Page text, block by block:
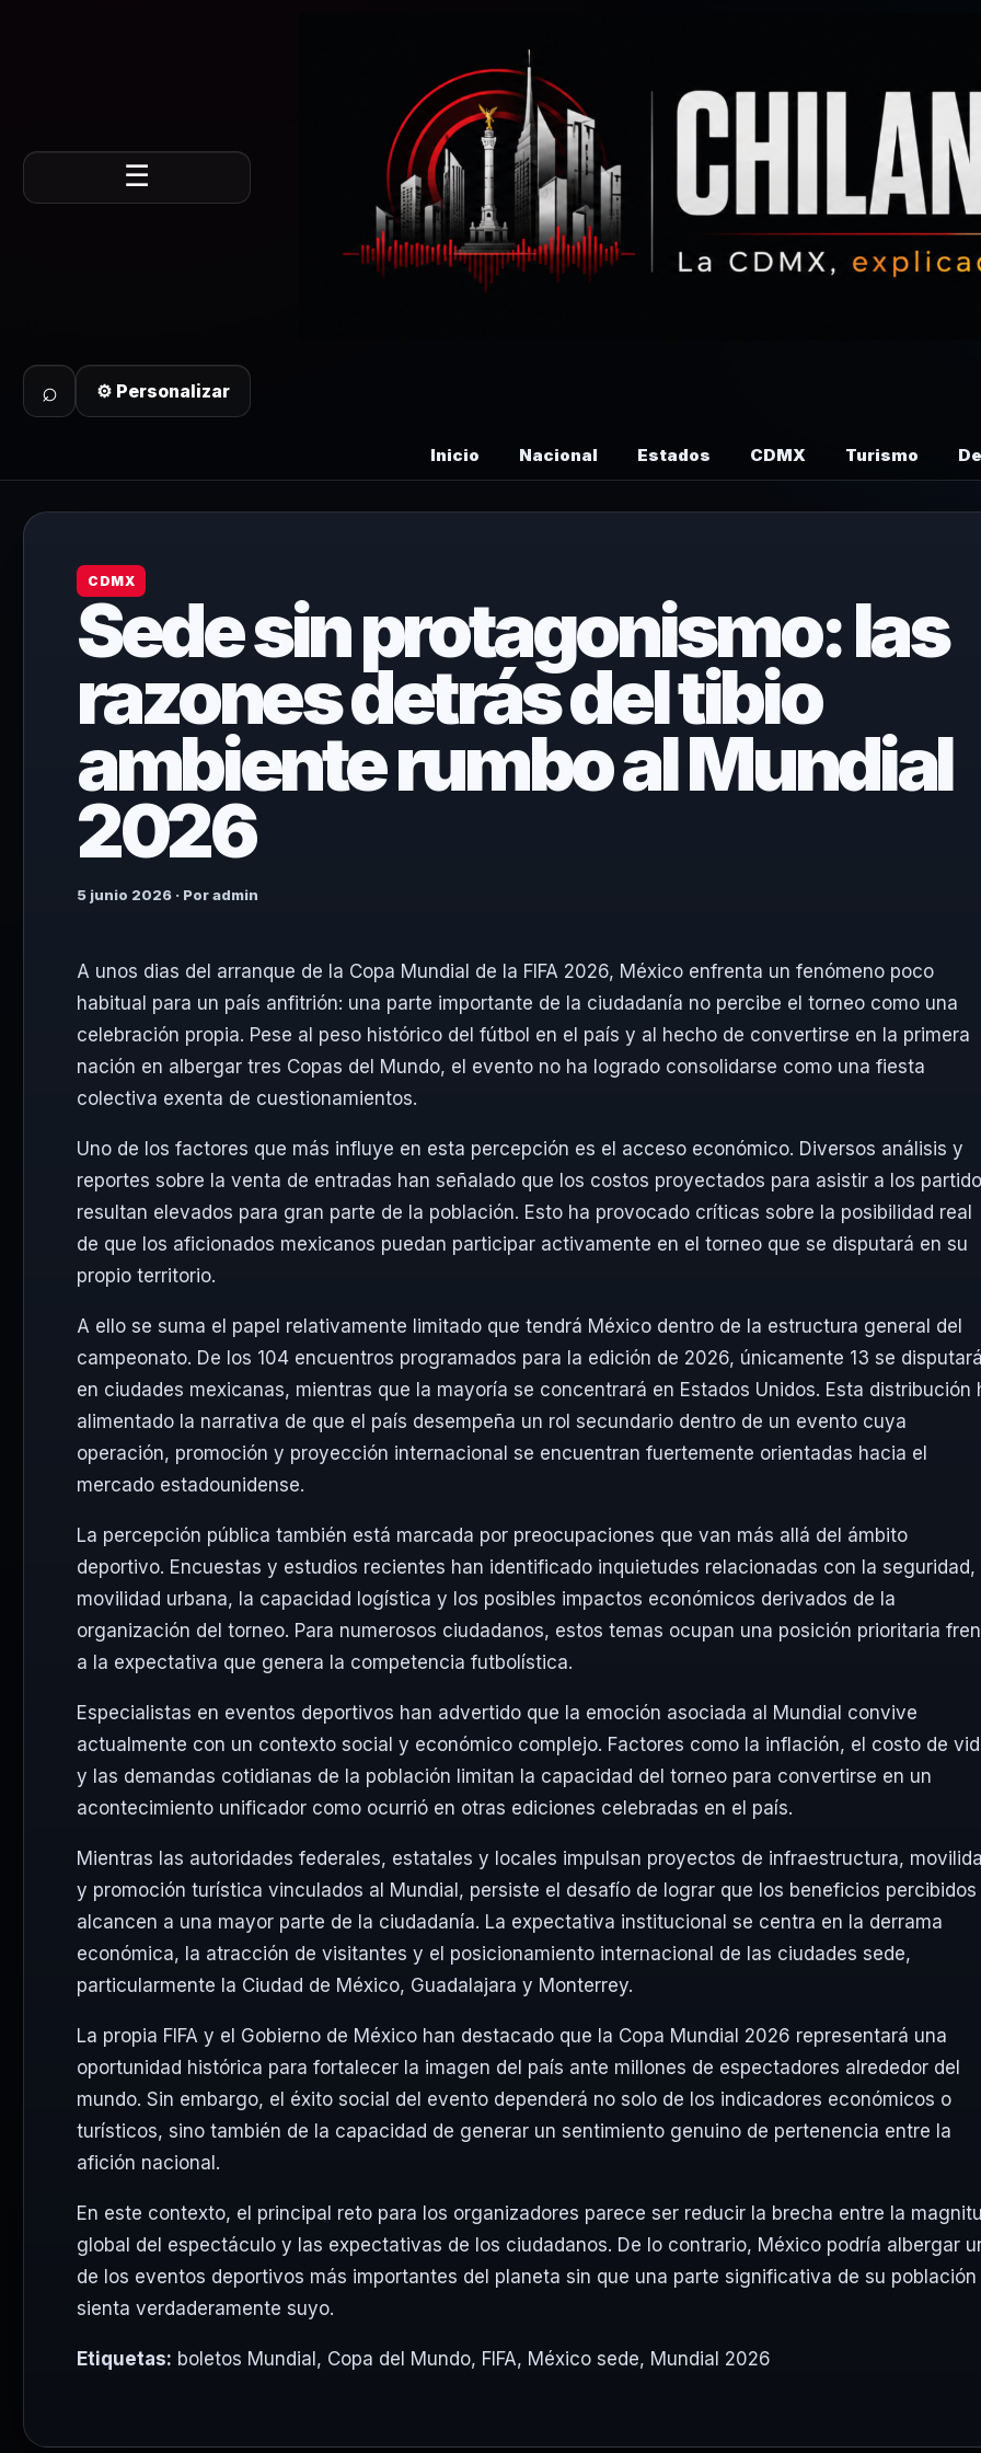
☰
⌕ ⚙ Personalizar
Inicio Nacional Estados CDMX Turismo
CDMX
Sede sin protagonismo: las
razones detrás del tibio
ambiente rumbo al Mundial
2026
5 junio 2026 · Por admin
A unos dias del arranque de la Copa Mundial de la FIFA 2026, México enfrenta un fenómeno poco
habitual para un país anfitrión: una parte importante de la ciudadanía no percibe el torneo como una
celebración propia. Pese al peso histórico del fútbol en el país y al hecho de convertirse en la primera
nación en albergar tres Copas del Mundo, el evento no ha logrado consolidarse como una fiesta
colectiva exenta de cuestionamientos.
Uno de los factores que más influye en esta percepción es el acceso económico. Diversos análisis y
reportes sobre la venta de entradas han señalado que los costos proyectados para asistir a los
resultan elevados para gran parte de la población. Esto ha provocado críticas sobre la posibilidad real
de que los aficionados mexicanos puedan participar activamente en el torneo que se disputará en su
propio territorio.
A ello se suma el papel relativamente limitado que tendrá México dentro de la estructura general del
campeonato. De los 104 encuentros programados para la edición de 2026, únicamente 13 se
en ciudades mexicanas, mientras que la mayoría se concentrará en Estados Unidos. Esta distribución
alimentado la narrativa de que el país desempeña un rol secundario dentro de un evento cuya
operación, promoción y proyección internacional se encuentran fuertemente orientadas hacia el
mercado estadounidense.
La percepción pública también está marcada por preocupaciones que van más allá del ámbito
deportivo. Encuestas y estudios recientes han identificado inquietudes relacionadas con la seguridad,
movilidad urbana, la capacidad logística y los posibles impactos económicos derivados de la
organización del torneo. Para numerosos ciudadanos, estos temas ocupan una posición prioritaria
a la expectativa que genera la competencia futbolística.
Especialistas en eventos deportivos han advertido que la emoción asociada al Mundial convive
actualmente con un contexto social y económico complejo. Factores como la inflación, el costo de
y las demandas cotidianas de la población limitan la capacidad del torneo para convertirse en un
acontecimiento unificador como ocurrió en otras ediciones celebradas en el país.
Mientras las autoridades federales, estatales y locales impulsan proyectos de infraestructura,
y promoción turística vinculados al Mundial, persiste el desafío de lograr que los beneficios percibidos
alcancen a una mayor parte de la ciudadanía. La expectativa institucional se centra en la derrama
económica, la atracción de visitantes y el posicionamiento internacional de las ciudades sede,
particularmente la Ciudad de México, Guadalajara y Monterrey.
La propia FIFA y el Gobierno de México han destacado que la Copa Mundial 2026 representará una
oportunidad histórica para fortalecer la imagen del país ante millones de espectadores alrededor del
mundo. Sin embargo, el éxito social del evento dependerá no solo de los indicadores económicos o
turísticos, sino también de la capacidad de generar un sentimiento genuino de pertenencia entre la
afición nacional.
En este contexto, el principal reto para los organizadores parece ser reducir la brecha entre la
global del espectáculo y las expectativas de los ciudadanos. De lo contrario, México podría albergar
de los eventos deportivos más importantes del planeta sin que una parte significativa de su población
sienta verdaderamente suyo.
Etiquetas: boletos Mundial , Copa del Mundo, FIFA, México sede, Mundial 2026